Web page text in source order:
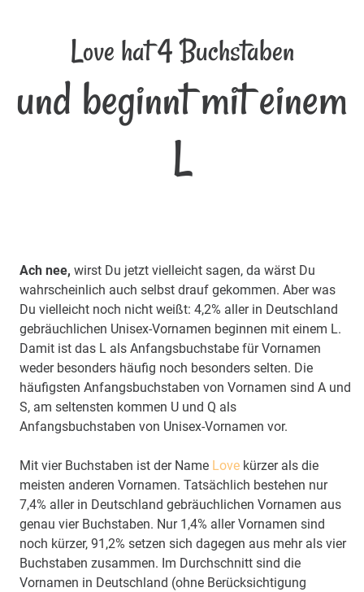
Love hat 4 Buchstaben
und beginnt mit einem
L
Ach nee, wirst Du jetzt vielleicht sagen, da wärst Du
wahrscheinlich auch selbst drauf gekommen. Aber was
Du vielleicht noch nicht weißt: 4,2% aller in Deutschland
gebräuchlichen Unisex-Vornamen beginnen mit einem L.
Damit ist das L als Anfangsbuchstabe für Vornamen
weder besonders häufig noch besonders selten. Die
häufigsten Anfangsbuchstaben von Vornamen sind A und
S, am seltensten kommen U und Q als
Anfangsbuchstaben von Unisex-Vornamen vor.
Mit vier Buchstaben ist der Name Love kürzer als die
meisten anderen Vornamen. Tatsächlich bestehen nur
7,4% aller in Deutschland gebräuchlichen Vornamen aus
genau vier Buchstaben. Nur 1,4% aller Vornamen sind
noch kürzer, 91,2% setzen sich dagegen aus mehr als vier
Buchstaben zusammen. Im Durchschnitt sind die
Vornamen in Deutschland (ohne Berücksichtigung